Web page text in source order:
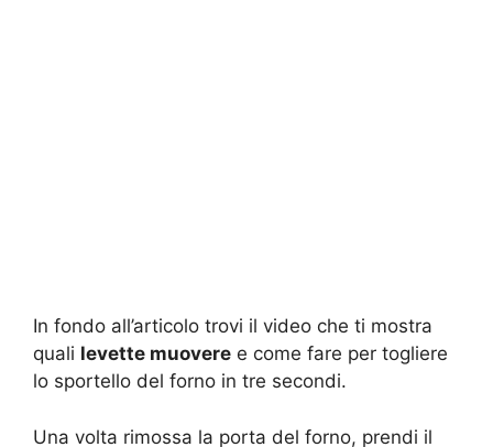
In fondo all’articolo trovi il video che ti mostra
quali levette muovere e come fare per togliere
lo sportello del forno in tre secondi.
Una volta rimossa la porta del forno, prendi il